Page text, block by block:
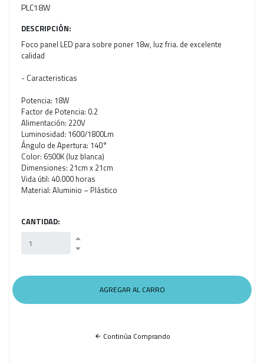
PLC18W
DESCRIPCIÓN:
Foco panel LED para sobre poner 18w, luz fria. de excelente
calidad
- Caracteristicas
Potencia: 18W
Factor de Potencia: 0.2
Alimentación: 220V
Luminosidad: 1600/1800Lm
Ángulo de Apertura: 140°
Color: 6500K (luz blanca)
Dimensiones: 21cm x 21cm
Vida útil: 40.000 horas
Material: Aluminio – Plástico
CANTIDAD:
Continúa Comprando